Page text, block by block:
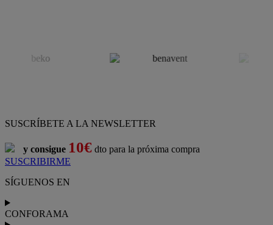
SUSCRÍBETE A LA NEWSLETTER
y consigue 10€ dto para la próxima compra
SUSCRIBIRME
SÍGUENOS EN
CONFORAMA